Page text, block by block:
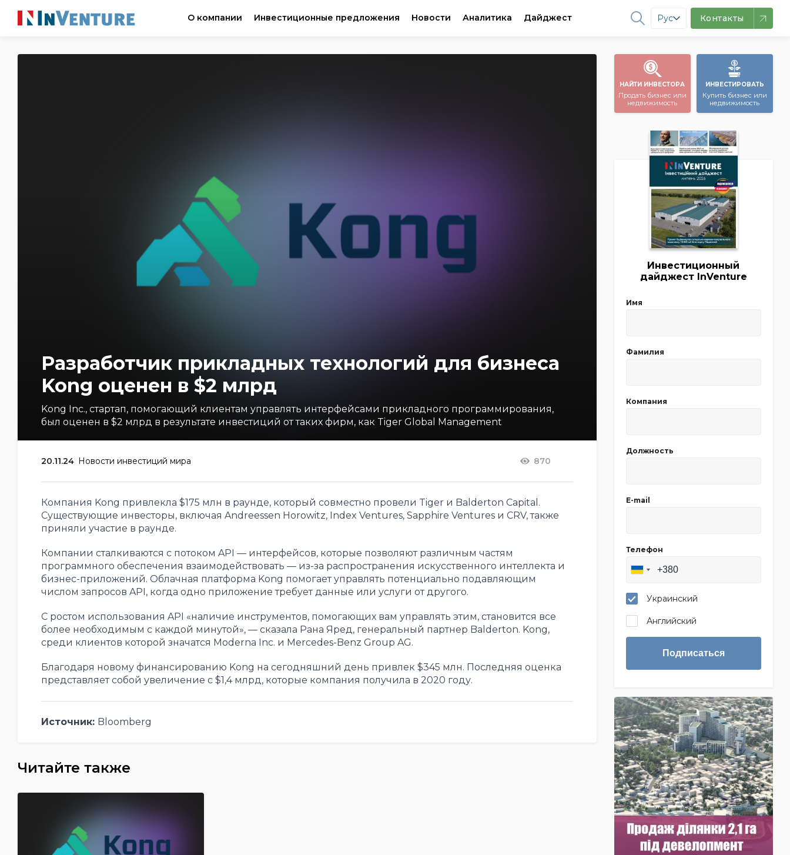
О компании Инвестиционные предложения Новости Аналитика Дайджест Рус Контакты
Разработчик прикладных технологий для бизнеса
Kong оценен в $2 млрд
Kong Inc., стартап, помогающий клиентам управлять интерфейсами прикладного программирования,
был оценен в $2 млрд в результате инвестиций от таких фирм, как Tiger Global Management
20.11.24 Новости инвестиций мира 870
Компания Kong привлекла $175 млн в раунде, который совместно провели Tiger и Balderton Capital.
Существующие инвесторы, включая Andreessen Horowitz, Index Ventures, Sapphire Ventures и CRV, также
приняли участие в раунде.
Компании сталкиваются с потоком API — интерфейсов, которые позволяют различным частям
программного обеспечения взаимодействовать — из-за распространения искусственного интеллекта и
бизнес-приложений. Облачная платформа Kong помогает управлять потенциально подавляющим
числом запросов API, когда одно приложение требует данные или услуги от другого.
С ростом использования API «наличие инструментов, помогающих вам управлять этим, становится все
более необходимым с каждой минутой», — сказала Рана Яред, генеральный партнер Balderton. Kong,
среди клиентов которой значатся Moderna Inc. и Mercedes-Benz Group AG.
Благодаря новому финансированию Kong на сегодняшний день привлек $345 млн. Последняя оценка
представляет собой увеличение с $1,4 млрд, которые компания получила в 2020 году.
Источник: Bloomberg
Читайте также
НАЙТИ ИНВЕСТОРА
Продать бизнес или
недвижимость
ИНВЕСТИРОВАТЬ
Купить бизнес или
недвижимость
Инвестиционный
дайджест InVenture
Имя
Фамилия
Компания
Должность
E-mail
Телефон
Украинский
Английский
Подписаться